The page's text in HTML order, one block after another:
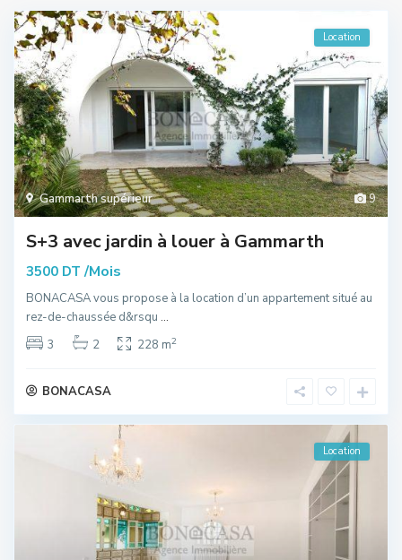
9
Gammarth supérieur
Location
S+3 avec jardin à louer à Gammarth
3500 DT /Mois
BONACASA vous propose à la location d’un appartement situé au
rez-de-chaussée d&rsqu ...
3
2 228 m2
BONACASA
Location